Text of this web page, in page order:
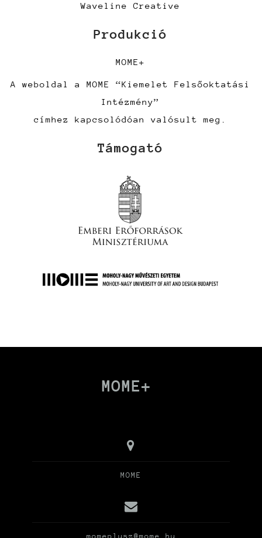
Waveline Creative
Produkció
MOME+
A weboldal a MOME “Kiemelet Felsőoktatási
Intézmény”
címhez kapcsolódóan valósult meg.
Támogató
MOME+
MOME
momeplusz@mome.hu